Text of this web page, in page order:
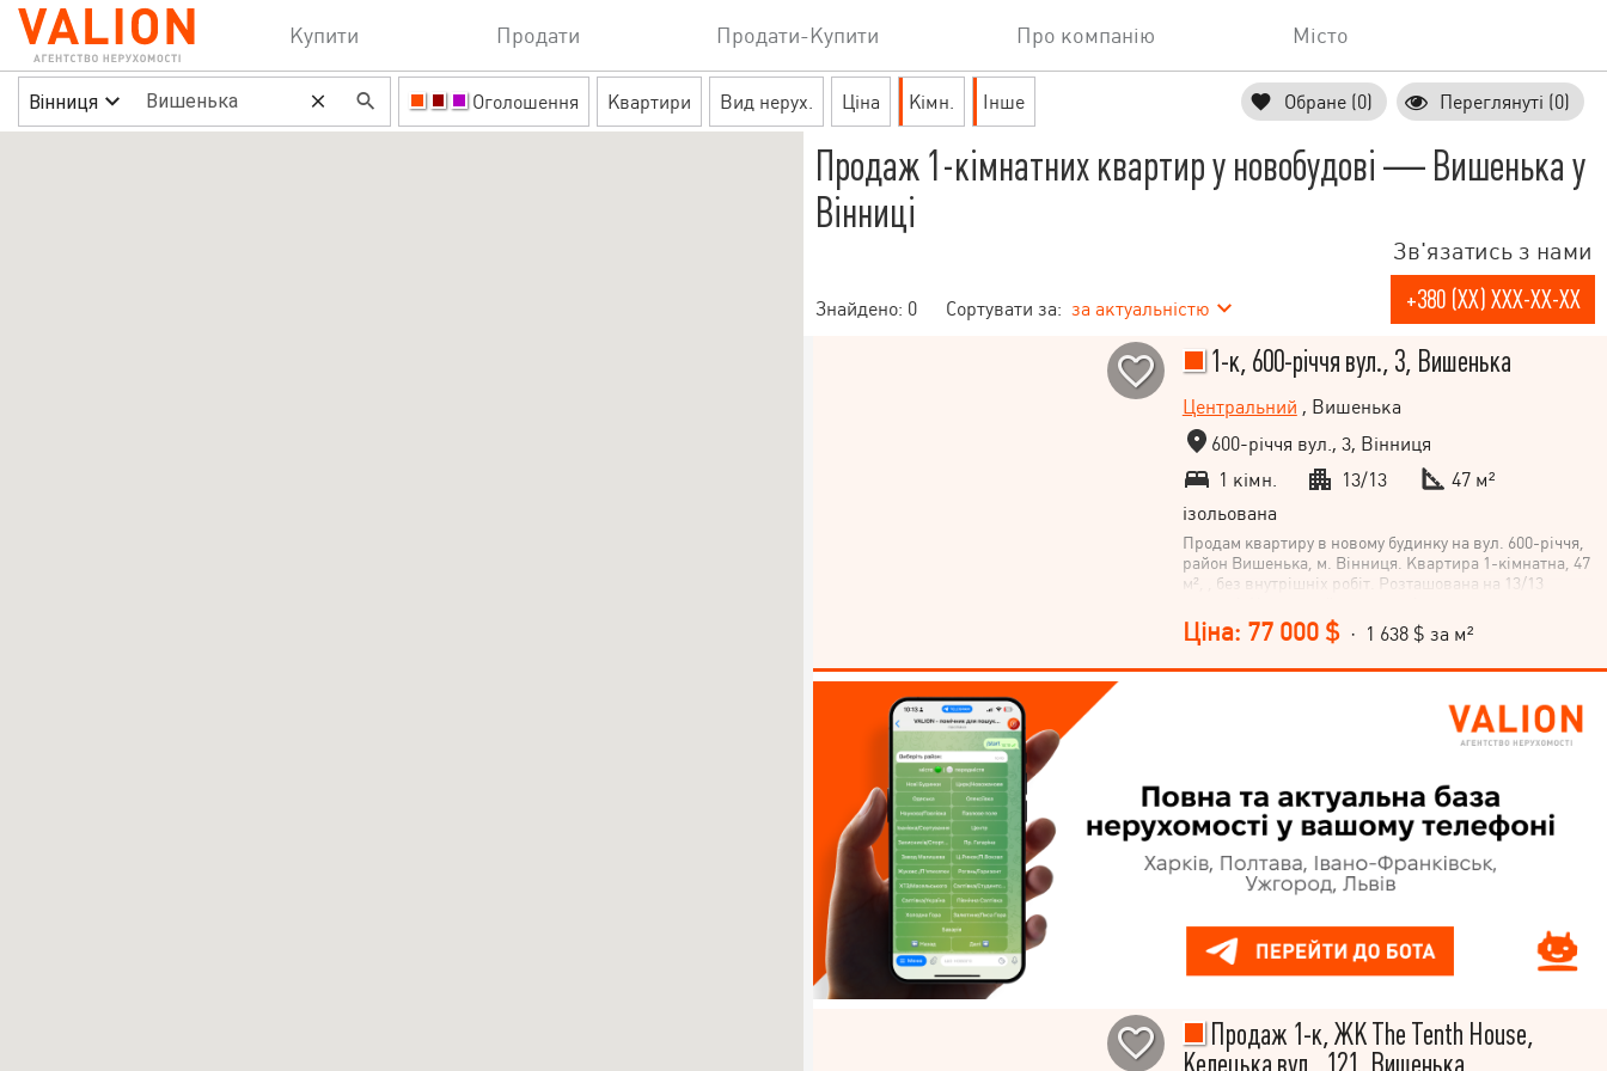
Купити Продати Продати-Купити Про компанію Місто
Вінниця Оголошення Квартири Вид нерух. Ціна Кімн. Інше Обране (0) Переглянуті (0)
Продаж 1-кімнатних квартир у новобудові — Вишенька у
Вінниці
Знайдено: 0 Сортувати за: за актуальністю
Зв'язатись з нами
+380 (XX) XXX-XX-XX
1-к, 600-річчя вул., 3, Вишенька
Центральний , Вишенька
600-річчя вул., 3, Вінниця
1 кімн.
13/13
47 м²
ізольована
Продам квартиру в новому будинку на вул. 600-річчя,
район Вишенька, м. Вінниця. Квартира 1-кімнатна, 47
м², , без внутрішніх робіт. Розташована на 13/13
цієї затишної квартири в новобудові! Звертайтесь!
Ціна: 77 000 $· 1 638 $ за м²
Продаж 1-к, ЖК Тhe Tenth House,